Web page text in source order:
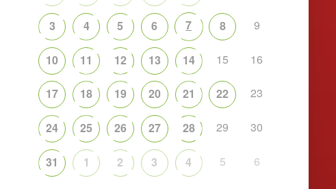
3 4 5 6 7 8 9
10 11 12 13 14 15 16
17 18 19 20 21 22 23
24 25 26 27 28 29 30
31 1 2 3 4 5 6